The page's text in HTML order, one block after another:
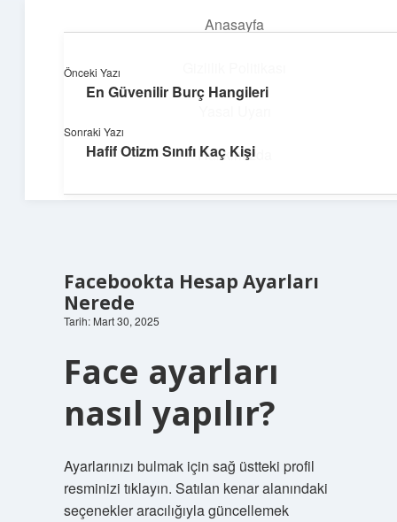
Anasayfa
Hakkımızda
Pratik Çözüm Rehberi
Hayatını kolaylaştıran zekice fikirler!
Facebookta Hesap Ayarları
Nerede
Tarih: Mart 30, 2025
Face ayarları
nasıl yapılır?
Ayarlarınızı bulmak için sağ üstteki profil
resminizi tıklayın. Satılan kenar alanındaki
seçenekler aracılığıyla güncellemek
Önceki Yazı
En Güvenilir Burç Hangileri
Sonraki Yazı
Hafif Otizm Sınıfı Kaç Kişi